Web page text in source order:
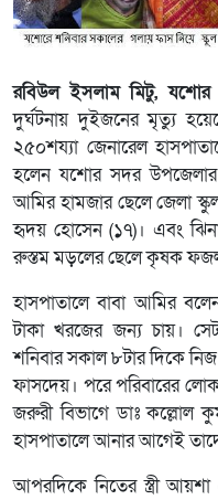
রবিউল ইসলাম মিটু,
দুর্ঘটনায় দুইজনের মৃত্যু
২৫০শয্যা জেনারেল
হলেন যশোর সদর উপজেলার
আমির হামজার ছেলে জেলা
হৃদয় হোসেন (১৭)। এবং
রুস্তম মড়লের ছেলে কৃষক
হাসপাতালে বাবা আমির
টাকা খরজের জন্য চায়।
শনিবার সকাল ৮টার দিকে
ফাসদেয়। পরে পরিবারের
জরুরী বিভাগে ডাঃ কল্লোল
হাসপাতালে আনার আগেই
আপরদিকে নিতের স্ত্রী